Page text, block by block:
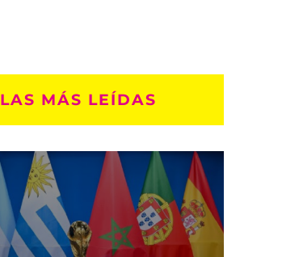
LAS MÁS LEÍDAS